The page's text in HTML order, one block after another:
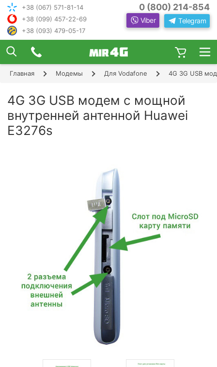
+38 (067) 571-81-14
+38 (099) 457-22-69
+38 (093) 479-05-17
0 (800) 214-854
Viber Telegram
Главная Модемы Для Vodafone 4G 3G USB
4G 3G USB модем с мощной
внутренней антенной Huawei
E3276s
ПОДОБРАТЬ ИНТЕРНЕТ С ИН
ЖЕНЕРОМ-
КОНСУЛЬТАНТОМ
Чтобы выбрать лучшего оператора и
оборудование, ответьте, пожалуйста, на
следую
щие вопросы:
В каком населенном пункте Вы хотите
пользоваться Интернетом?
×
Шаг 1
Шаг 3